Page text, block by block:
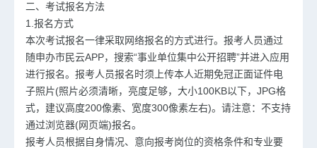
二、考试报名方法
1.报名方式
本次考试报名一律采取网络报名的方式进行。报考人员通过
随申办市民云APP，搜索“事业单位集中公开招聘”并进入应用
进行报名。报考人员报名时须上传本人近期免冠正面证件电
子照片(照片必须清晰，亮度足够，大小100KB以下，JPG格
式，建议高度200像素、宽度300像素左右)。请注意：不支持
通过浏览器(网页端)报名。
报考人员根据自身情况、意向报考岗位的资格条件和专业要